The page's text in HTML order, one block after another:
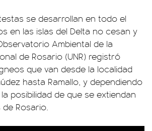
se desarrollan en todo el
en las islas del Delta no cesan y
Ambiental de la
de Rosario (UNR) registró
que van desde la localidad
hasta Ramallo, y dependiendo
posibilidad de que se extiendan
Rosario.